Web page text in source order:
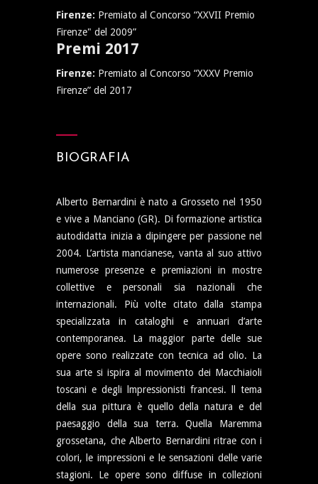
Firenze: Premiato al Concorso “XXVII Premio
Firenze" del 2009”
Premi 2017
Firenze: Premiato al Concorso “XXXV Premio
Firenze” del 2017
BIOGRAFIA
Alberto Bernardini è nato a Grosseto nel 1950
e vive a Manciano (GR). Di formazione artistica
autodidatta inizia a dipingere per passione nel
2004. L’artista mancianese, vanta al suo attivo
numerose presenze e premiazioni in mostre
collettive e personali sia nazionali che
internazionali. Più volte citato dalla stampa
specializzata in cataloghi e annuari d’arte
contemporanea. La maggior parte delle sue
opere sono realizzate con tecnica ad olio. La
sua arte si ispira al movimento dei Macchiaioli
toscani e degli lmpressionisti francesi. ll tema
della sua pittura è quello della natura e del
paesaggio della sua terra. Quella Maremma
grossetana, che Alberto Bernardini ritrae con i
colori, le impressioni e le sensazioni delle varie
stagioni. Le opere sono diffuse in collezioni